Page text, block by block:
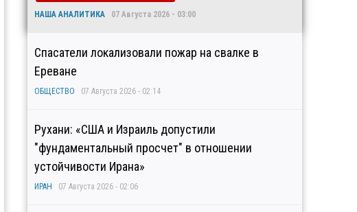
НАША АНАЛИТИКА 07 Августа 2026 - 03:00
Спасатели локализовали пожар на свалке в
Ереване
ОБЩЕСТВО 07 Августа 2026 - 02:14
Рухани: «США и Израиль допустили
"фундаментальный просчет" в отношении
устойчивости Ирана»
ИРАН 07 Августа 2026 - 02:06